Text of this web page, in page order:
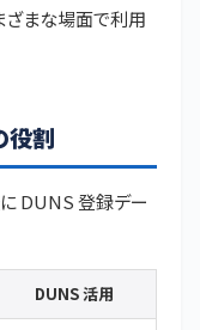
ざまな場面で利用
役割
DUNS 登録デー
DUNS 活用